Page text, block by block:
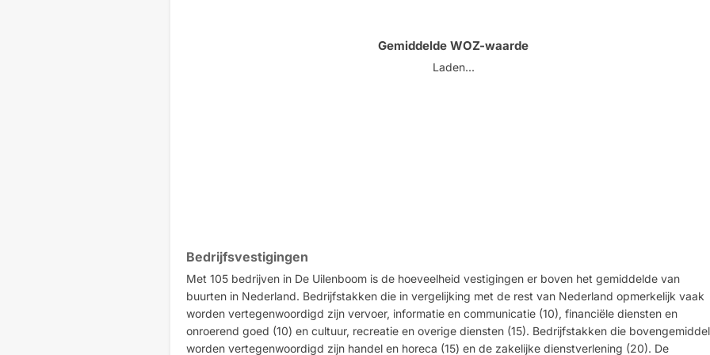
Gemiddelde WOZ-waarde
Laden...
Bedrijfsvestigingen
Met 105 bedrijven in De Uilenboom is de hoeveelheid vestigingen er boven het gemiddelde van
buurten in Nederland. Bedrijfstakken die in vergelijking met de rest van Nederland opmerkelijk vaak
worden vertegenwoordigd zijn vervoer, informatie en communicatie (10), financiële diensten en
onroerend goed (10) en cultuur, recreatie en overige diensten (15). Bedrijfstakken die
worden vertegenwoordigd zijn handel en horeca (15) en de zakelijke dienstverlening (20). De